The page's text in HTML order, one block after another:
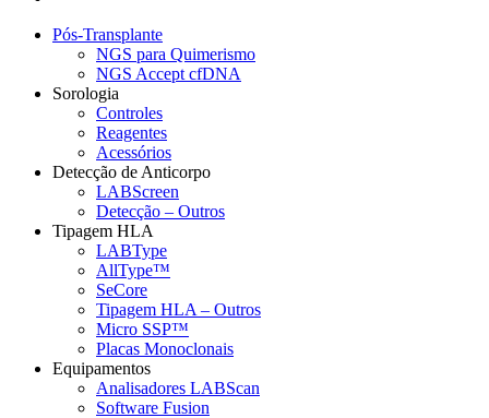
Pós-Transplante
NGS para Quimerismo
NGS Accept cfDNA
Sorologia
Controles
Reagentes
Acessórios
Detecção de Anticorpo
LABScreen
Detecção – Outros
Tipagem HLA
LABType
AllType™
SeCore
Tipagem HLA – Outros
Micro SSP™
Placas Monoclonais
Equipamentos
Analisadores LABScan
Software Fusion